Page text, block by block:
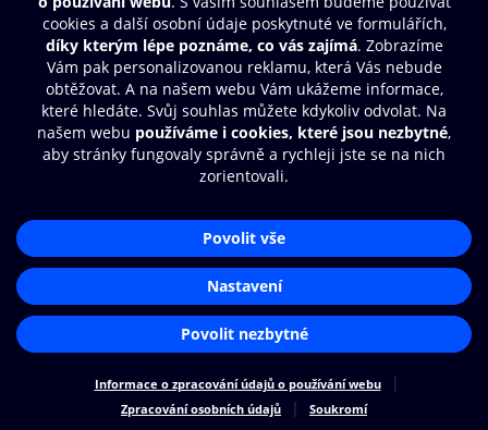
Další zábava
© O2 Czech Republic a.s.
Nákupní řád
Přístupnost
Cookies
Nastavení cookies
Aplikace O2 Knihovna
Čti a poslouchej své e-knihy a
audioknihy rychleji a pohodlněji.